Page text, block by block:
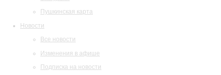
Пушкинская карта
Новости
Все новости
Изменения в афише
Подписка на новости